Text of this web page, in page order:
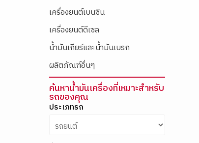
เครื่องยนต์เบนซิน
เครื่องยนต์ดีเซล
น้ำมันเกียร์และน้ำมันเบรก
ผลิตภัณฑ์อื่นๆ
ค้นหาน้ำมันเครื่องที่เหมาะสำหรับ
รถของคุณ
ประเภทรถ